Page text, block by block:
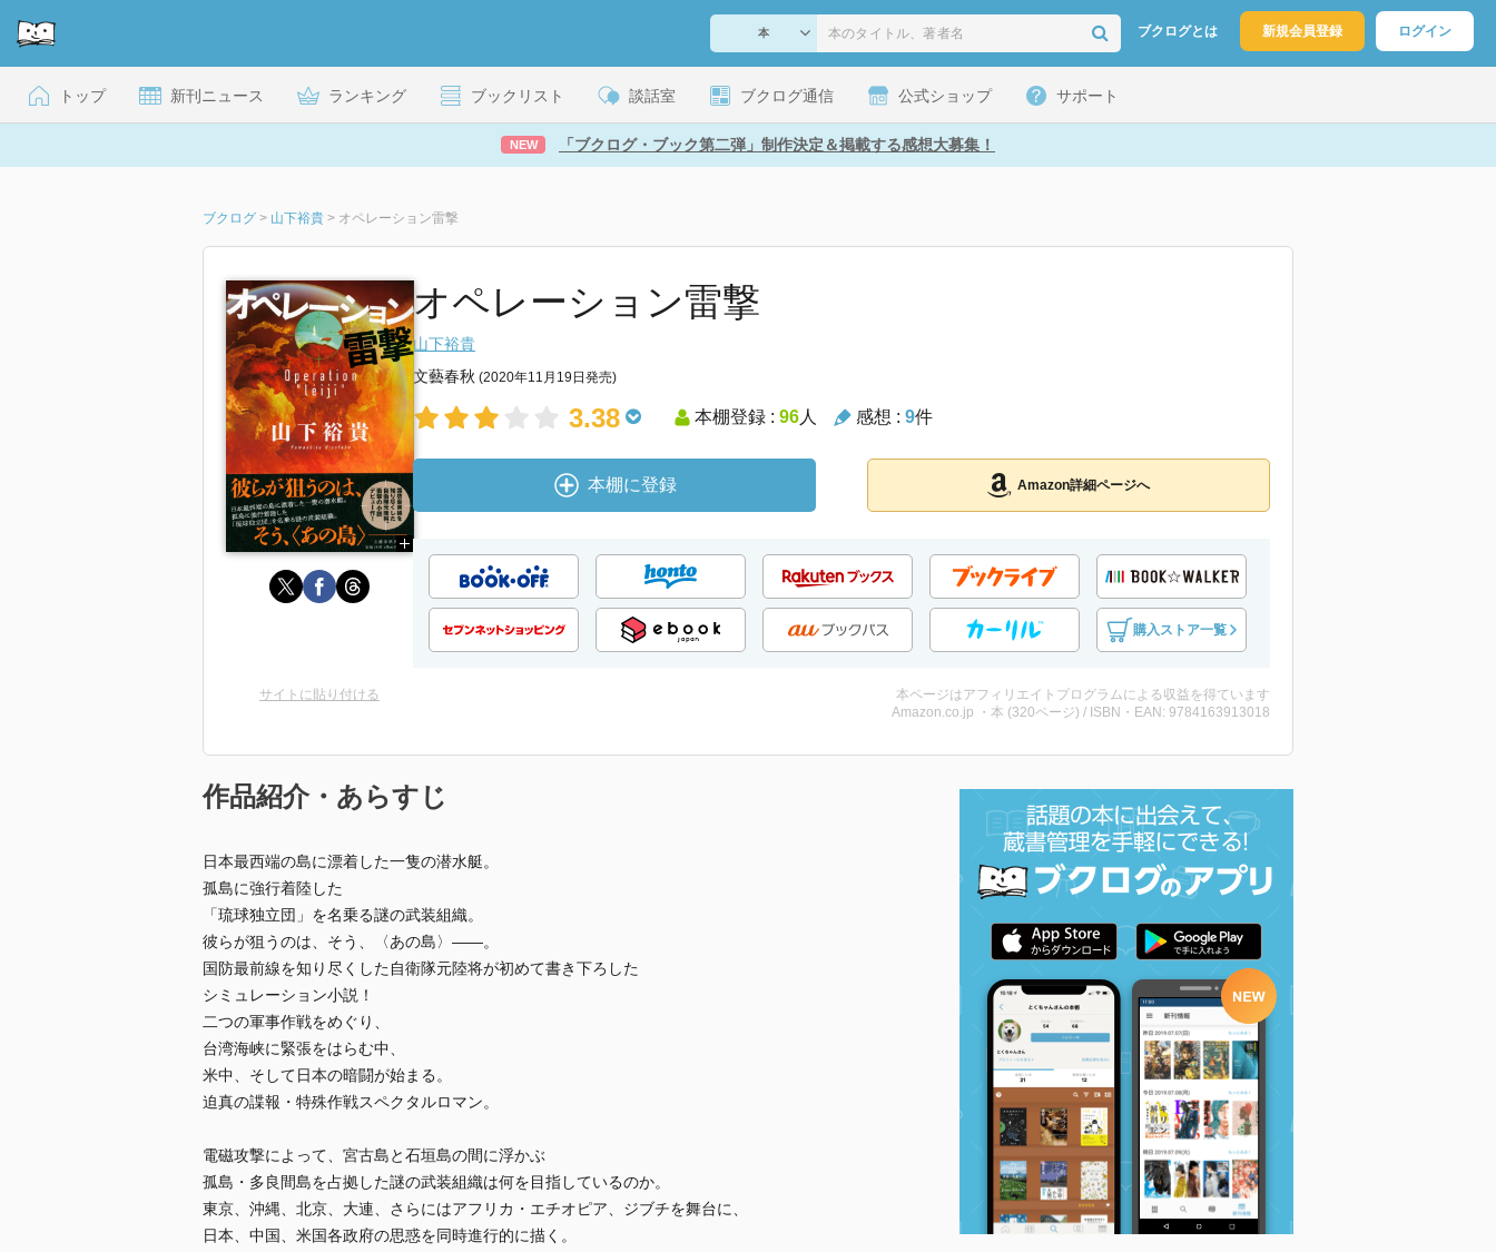
ブクログとは 新規会員登録 ログイン
トップ 新刊ニュース ランキング ブックリスト 談話室 ブクログ通信 公式ショップ サポート
NEW 「ブクログ・ブック第二弾」制作決定＆掲載する感想大募集！
ブクログ > 山下裕貴 > オペレーション雷撃
オペレーション雷撃
山下裕貴
文藝春秋 (2020年11月19日発売)
3.38 本棚登録 : 96人 感想 : 9件
本棚に登録 Amazon詳細ページへ
購入ストア一覧
サイトに貼り付ける
本ページはアフィリエイトプログラムによる収益を得ています
Amazon.co.jp ・本 (320ページ) / ISBN・EAN: 9784163913018
作品紹介・あらすじ
日本最西端の島に漂着した一隻の潜水艇。
孤島に強行着陸した
「琉球独立団」を名乗る謎の武装組織。
彼らが狙うのは、そう、〈あの島〉――。
国防最前線を知り尽くした自衛隊元陸将が初めて書き下ろした
シミュレーション小説！
二つの軍事作戦をめぐり、
台湾海峡に緊張をはらむ中、
米中、そして日本の暗闘が始まる。
迫真の諜報・特殊作戦スペクタルロマン。
電磁攻撃によって、宮古島と石垣島の間に浮かぶ
孤島・多良間島を占拠した謎の武装組織は何を目指しているのか。
東京、沖縄、北京、大連、さらにはアフリカ・エチオピア、ジブチを舞台に、
日本、中国、米国各政府の思惑を同時進行的に描く。